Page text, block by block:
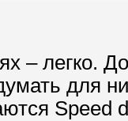
– легко.
для
Speed